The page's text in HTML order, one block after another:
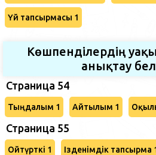
Үй тапсырмасы 1
Көшпенділердің
анықтау
Страница 54
Тыңдалым 1 Айтылым 1
Страница 55
Ойтүрткі 1 Ізденімдік тапсырма